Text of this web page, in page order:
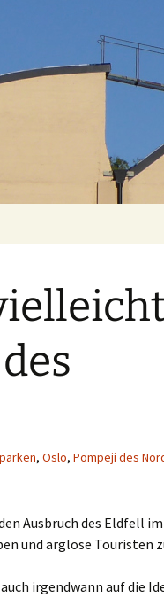
, Oslo, Pompeji des
Ausbruch des Eldfell im
und arglose Touristen
irgendwann auf die